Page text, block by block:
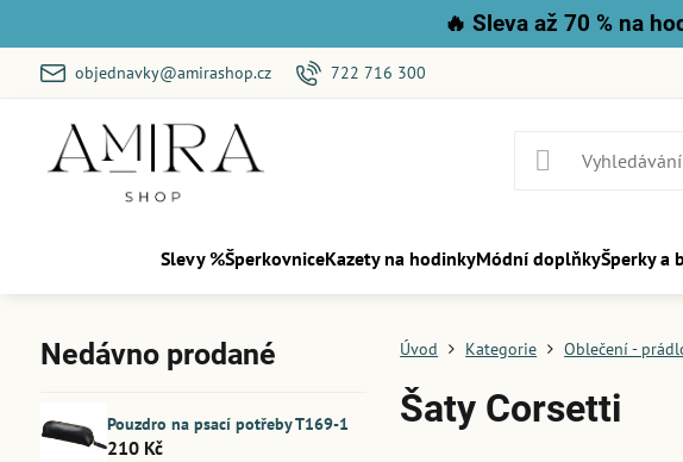
🔥 Sleva až 70 % na
objednavky@amirashop.cz 722 716 300
Slevy %ŠperkovniceKazety na hodinkyMódní doplňkyŠperky a
Úvod Kategorie Oblečení -
Šaty Corsetti
Nedávno prodané
Pouzdro na psací potřeby T169-1
210 Kč